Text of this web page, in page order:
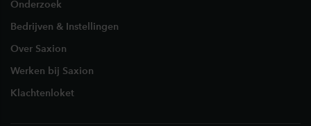
Onderzoek
Bedrijven & Instellingen
Over Saxion
Werken bij Saxion
Klachtenloket